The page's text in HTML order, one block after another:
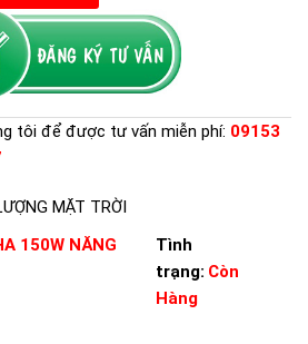
tôi để được tư vấn miễn phí: 09153
MẶT TRỜI
150W NĂNG
Tình
trạng: Còn
Hàng